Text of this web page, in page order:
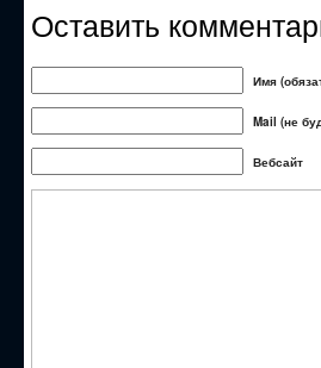
Оставить
Имя
Mail (не
Вебсайт